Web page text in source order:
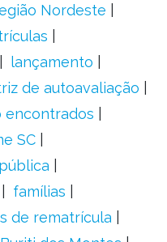
Nordeste
lançamento
de autoavaliação
encontrados
SC
famílias
de rematrícula